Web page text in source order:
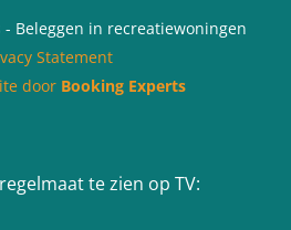
Beleggen in recreatiewoningen
Statement
door Booking Experts